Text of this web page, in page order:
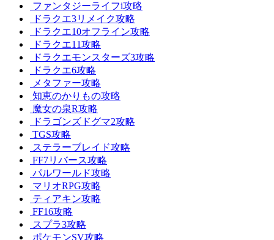
ファンタジーライフi攻略
ドラクエ3リメイク攻略
ドラクエ10オフライン攻略
ドラクエ11攻略
ドラクエモンスターズ3攻略
ドラクエ6攻略
メタファー攻略
知恵のかりもの攻略
魔女の泉R攻略
ドラゴンズドグマ2攻略
TGS攻略
ステラーブレイド攻略
FF7リバース攻略
パルワールド攻略
マリオRPG攻略
ティアキン攻略
FF16攻略
スプラ3攻略
ポケモンSV攻略